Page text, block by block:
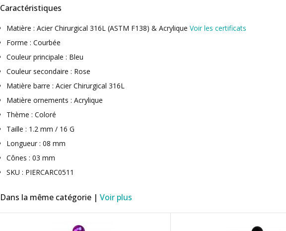
Caractéristiques
Matière : Acier Chirurgical 316L (ASTM F138) & Acrylique Voir les certificats
Forme : Courbée
Couleur principale : Bleu
Couleur secondaire : Rose
Matière barre : Acier Chirurgical 316L
Matière ornements : Acrylique
Thème : Coloré
Taille : 1.2 mm / 16 G
Longueur : 08 mm
Cônes : 03 mm
SKU : PIERCARC0511
Dans la même catégorie | Voir plus